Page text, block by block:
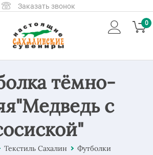
Заказать звонок
0
тёмно-
с
Текстиль Сахалин Футболки